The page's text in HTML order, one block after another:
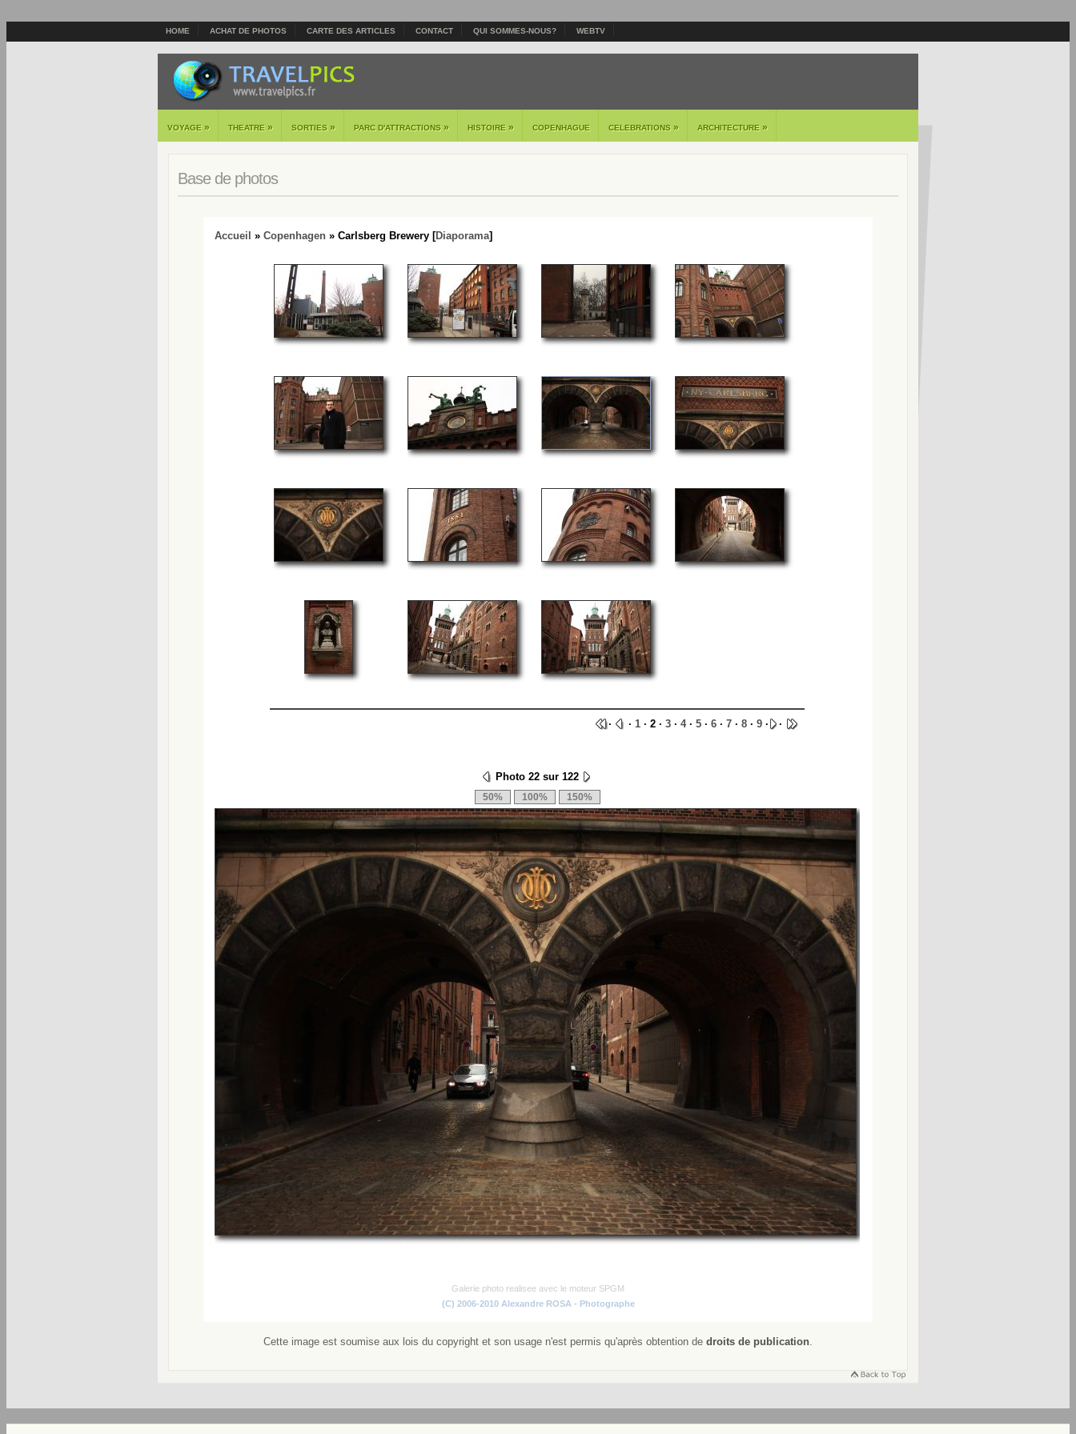
HOME ACHAT DE PHOTOS CARTE DES ARTICLES CONTACT QUI SOMMES-NOUS? WEBTV
VOYAGE » THEATRE » SORTIES » PARC D'ATTRACTIONS » HISTOIRE » COPENHAGUE CELEBRATIONS » ARCHITECTURE »
Base de photos
Accueil » Copenhagen » Carlsberg Brewery [Diaporama]
· · 1 · 2 · 3 · 4· 5 · 6 · 7 · 8 · 9 · ·
Photo 22 sur 122
Galerie photo realisee avec le moteur SPGM
(C) 2006-2010 Alexandre ROSA - Photographe
Cette image est soumise aux lois du copyright et son usage n'est permis qu'après obtention de droits de publication.